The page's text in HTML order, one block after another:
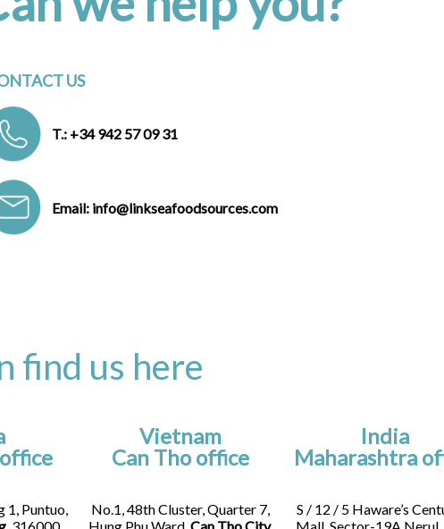
US
T.: +34 942 57 09 31
Email: info@linkseafoodsources.com
find us here
1, Puntuo,
Vietnam
Can Tho office
No.1, 48th Cluster, Quarter 7,
India
Maharashtra
S / 12 / 5 Haware’s